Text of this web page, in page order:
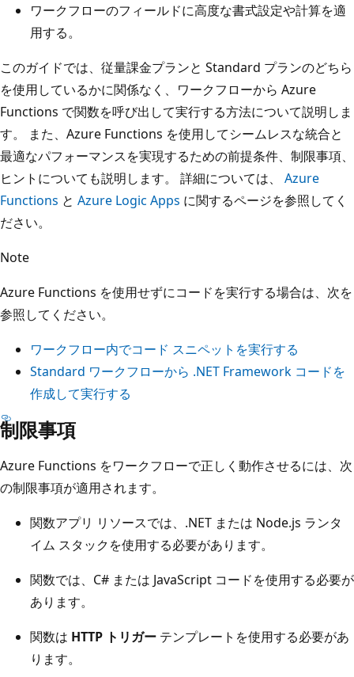
ワークフローのフィールドに高度な書式設定や計算を適
用する。
このガイドでは、従量課金プランと Standard プランのどちら
を使用しているかに関係なく、ワークフローから Azure
Functions で関数を呼び出して実行する方法について説明しま
す。 また、Azure Functions を使用してシームレスな統合と
最適なパフォーマンスを実現するための前提条件、制限事項、
ヒントについても説明します。 詳細については、 Azure
Functions と Azure Logic Apps に関するページを参照してく
ださい。
Note
Azure Functions を使用せずにコードを実行する場合は、次を
参照してください。
ワークフロー内でコード スニペットを実行する
Standard ワークフローから .NET Framework コードを
作成して実行する
制限事項
Azure Functions をワークフローで正しく動作させるには、次
の制限事項が適用されます。
関数アプリ リソースでは、.NET または Node.js ランタ
イム スタックを使用する必要があります。
関数では、C# または JavaScript コードを使用する必要が
あります。
関数は HTTP トリガー テンプレートを使用する必要があ
ります。